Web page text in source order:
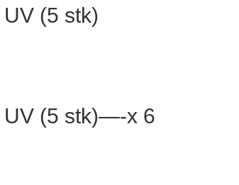
(5 stk)
UV (5 stk)—-x 6